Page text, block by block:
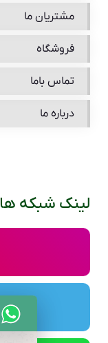
مشتریان ما
فروشگاه
تماس باما
درباره ما
لینک شبکه